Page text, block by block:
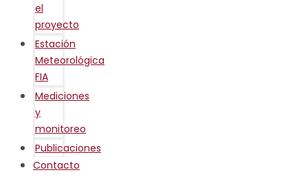
el
proyecto
Estación
Meteorológica
FIA
Mediciones
y
monitoreo
Publicaciones
Contacto